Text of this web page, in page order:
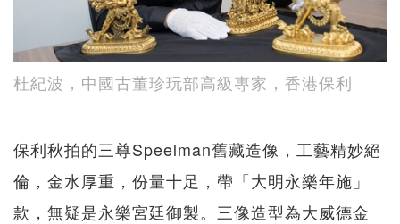
杜紀波，中國古董珍玩部高級專家，香港保利
保利秋拍的三尊Speelman舊藏造像，工藝精妙絕
倫，金水厚重，份量十足，帶「大明永樂年施」
款，無疑是永樂宮廷御製。三像造型為大威德金